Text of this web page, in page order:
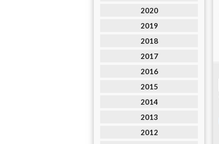
2020
2019
2018
2017
2016
2015
2014
2013
2012